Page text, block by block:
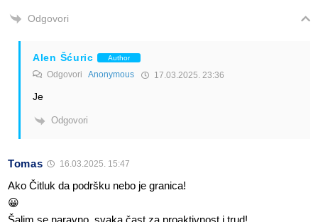
Odgovori
Alen Šćuric Author
Odgovori Anonymous 17.03.2025. 23:36
Je
Odgovori
Tomas 16.03.2025. 15:47
Ako Čitluk da podršku nebo je granica!
😀
Šalim se naravno, svaka čast za proaktivnost i trud!